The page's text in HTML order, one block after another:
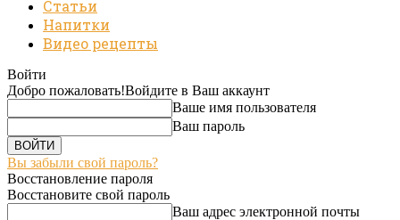
Статьи
Напитки
Видео рецепты
Войти
Добро пожаловать!Войдите в Ваш аккаунт
Ваше имя пользователя
Ваш пароль
Вы забыли свой пароль?
Восстановление пароля
Восстановите свой пароль
Ваш адрес электронной почты